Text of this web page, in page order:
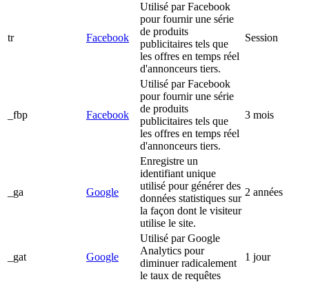
tr Facebook
Utilisé par Facebook
pour fournir une série
de produits
publicitaires tels que
les offres en temps réel
d'annonceurs tiers.
Session
_fbp Facebook
Utilisé par Facebook
pour fournir une série
de produits
publicitaires tels que
les offres en temps réel
d'annonceurs tiers.
3 mois
_ga Google
Enregistre un
identifiant unique
utilisé pour générer des
données statistiques sur
la façon dont le visiteur
utilise le site.
2 années
_gat Google
Utilisé par Google
Analytics pour
diminuer radicalement
le taux de requêtes
1 jour